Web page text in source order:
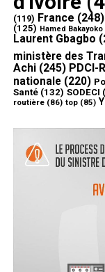
(119) France (248)
(125) Hamed Bakayoko
Laurent Gbagbo
ministère des
Achi(245) PDCI-
nationale(220)
Santé(132) SODECI
routière(86) top(85)